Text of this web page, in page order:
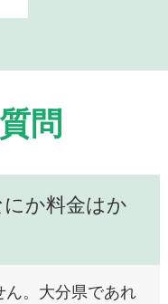
問
か料金はか
。大分県であれ